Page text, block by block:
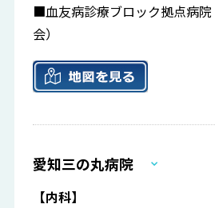
■血友病診療ブロック拠点病
会）
愛知三の丸病院
【内科】